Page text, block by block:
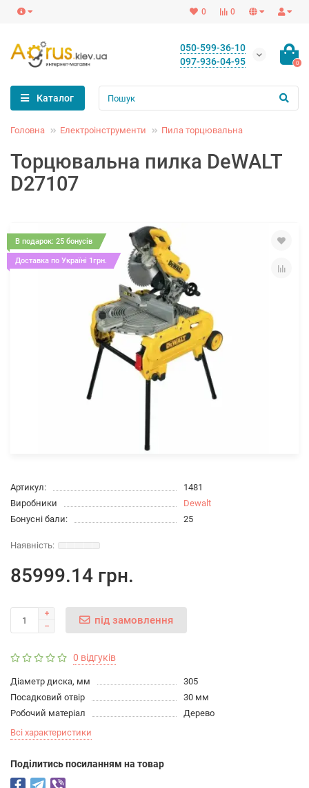
0
0
050-599-36-10
097-936-04-95
0
Каталог
Головна Електроінструменти Пила торцювальна
Торцювальна пилка DeWALT
D27107
В подарок: 25 бонусів
Доставка по Україні 1грн.
Артикул:
1481
Виробники
Dewalt
Бонусні бали:
25
85999.14 грн.
під замовлення
0 відгуків
Діаметр диска, мм
305
Посадковий отвір
30 мм
Робочий матеріал
Дерево
Всі характеристики
Подiлитись посиланням на товар